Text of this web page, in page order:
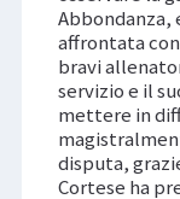
Abbondanza,
affrontata
bravi
servizio e il
mettere in
disputa,
Cortese ha